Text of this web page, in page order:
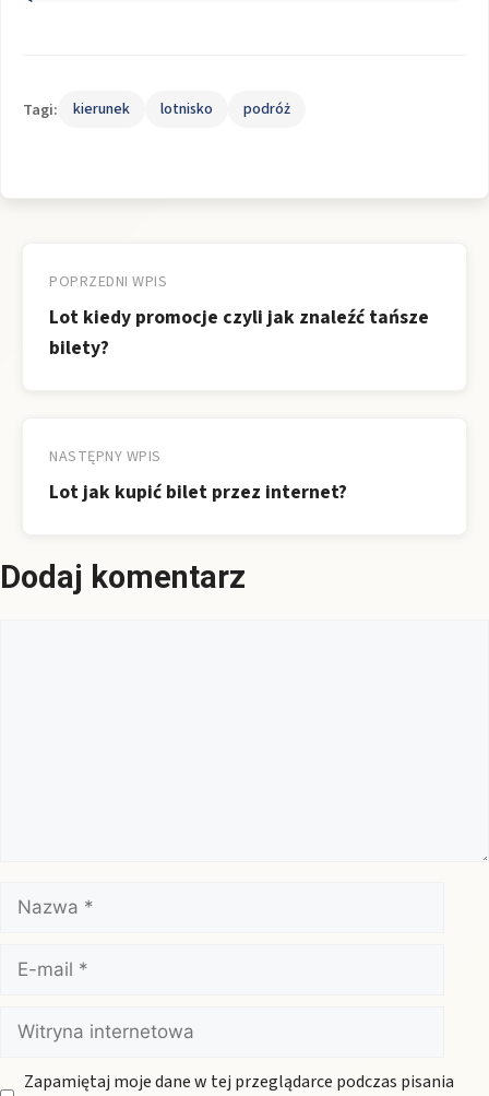
Tagi: kierunek lotnisko podróż
wpisu
POPRZEDNI WPIS
Lot kiedy promocje czyli jak znaleźć tańsze
bilety?
NASTĘPNY WPIS
Lot jak kupić bilet przez internet?
Dodaj komentarz
Nazwa
mail
Witryna
internetowa
Zapamiętaj moje dane w tej przeglądarce podczas pisania